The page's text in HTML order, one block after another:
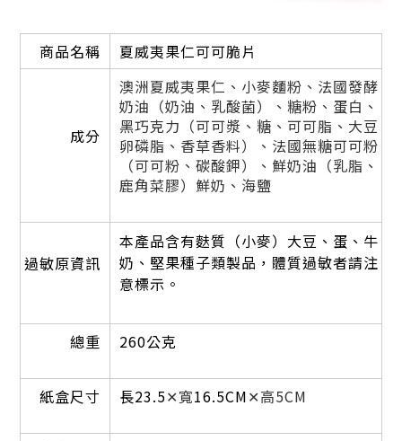
商品名稱 夏威夷果仁可可脆片
成分
澳洲夏威夷果仁、小麥麵粉、法國發酵
奶油（奶油、乳酸菌）、糖粉、蛋白、
黑巧克力（可可漿、糖、可可脂、大豆
卵磷脂、香草香料）、法國無糖可可粉
（可可粉、碳酸鉀）、鮮奶油（乳脂、
鹿角菜膠）鮮奶、海鹽
過敏原資訊
本產品含有麩質（小麥）大豆、蛋、牛
奶、堅果種子類製品，體質過敏者請注
意標示。
總重 260公克
紙盒尺寸 長23.5✕寬16.5CM✕高5CM